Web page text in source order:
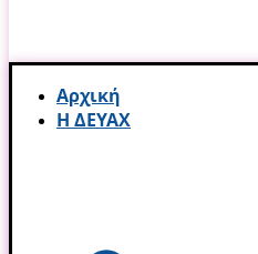
Αρχική
Η ΔΕΥΑΧ